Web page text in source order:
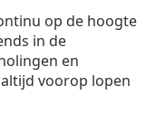
op de hoogte
in de
en
voorop lopen